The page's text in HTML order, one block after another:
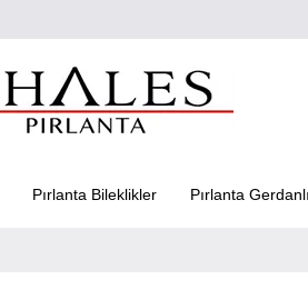
Pırlanta Bileklikler Pırlanta